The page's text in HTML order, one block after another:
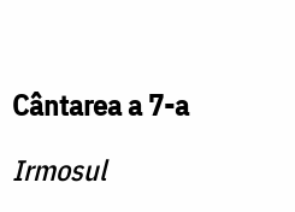
Cântarea a 7-a
Irmosul